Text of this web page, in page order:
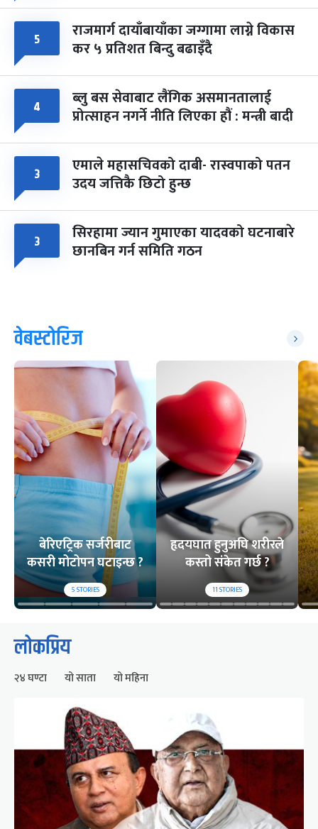
५ राजमार्ग दायाँबायाँका जग्गामा लाग्ने विकास
कर ५ प्रतिशत बिन्दु बढाइँदै
४ ब्लु बस सेवाबाट लैंगिक असमानतालाई
प्रोत्साहन नगर्ने नीति लिएका हौं : मन्त्री बादी
३ एमाले महासचिवको दाबी- रास्वपाको पतन
उदय जत्तिकै छिटो हुन्छ
३ सिरहामा ज्यान गुमाएका यादवको घटनाबारे
छानबिन गर्न समिति गठन
वेबस्टोरिज
बेरिएट्रिक सर्जरीबाट
कसरी मोटोपन घटाइन्छ ?
5STORIES
हृदयघात हुनुअघि शरीरले
कस्तो संकेत गर्छ ?
11STORIES
लोकप्रिय
२४ घण्टा यो साता यो महिना